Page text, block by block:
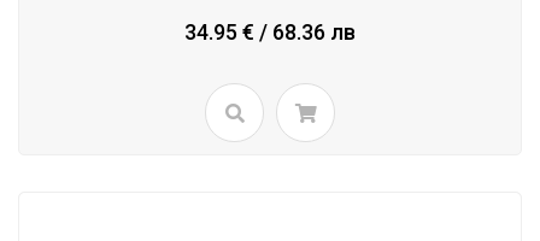
34.95 € / 68.36 лв